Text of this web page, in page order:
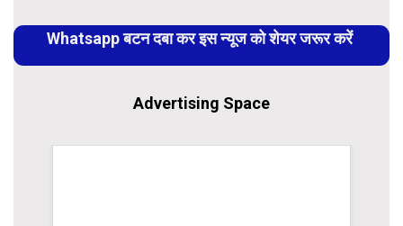
Reading
Whatsapp बटन दबा कर इस न्यूज को शेयर जरूर करें
Advertising Space